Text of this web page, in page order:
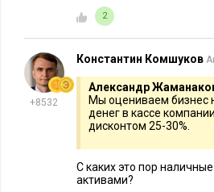
важно, чтобы среда в стране
регуляторной точки зрения.
Executive.ru: Какие риски
неопределенность?
Вновь сошлюсь на отчет,
миллиардерами. Этот тезис
том, что к третьему поколению
2
+8532
Константин Комшуков
Александр
Мы оцениваем бизнес
денег в кассе
дисконтом 25-30%.
С каких это пор
активами?